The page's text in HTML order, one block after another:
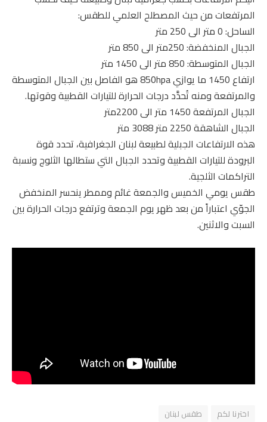
المرتفعات من حيث المصطلح العلمي للطقس:
الساحل: 0 متر الى 250 متر
الجبال المنخفضة: 250متر الى 850 متر
الجبال المتوسطة: 850 متر الى 1450 متر
ارتفاع 1450 ما يوازي 850hpa هو الفاصل بين الجبال المتوسطة
والمرتفعة ومنه تُحدَّد درجات الحرارة للتيارات القطبية وقوتها.
الجبال المرتفعة 1450 متر الى 2200متر
الجبال الشاهقة 2250 متر 3088 متر
هذه الارتفاعات الجبلية لطبيعة لبنان الجغرافية، تحدد قوة
البرودة للتيارات القطبية وتحدد الجبال التي ستطالها الثلوج ونسبة
التراكمات الثلجية.
طقس يومي الخميس والجمعة غائم وممطر ينحسر المنخفض
الجوّي اعتباراً من بعد ظهر يوم الجمعة وترتفع درجات الحرارة بين
السبت والاثنين.
اخترنا لكم طقس لبنان